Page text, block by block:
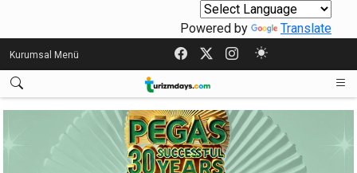
Powered by Translate
Kurumsal Menü